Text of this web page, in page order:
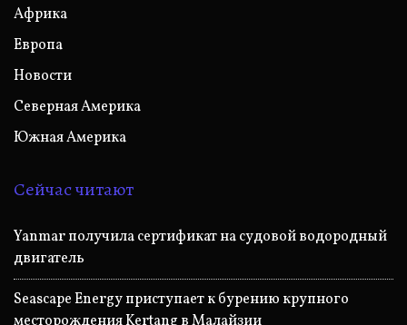
Африка
Европа
Новости
Северная Америка
Южная Америка
Сейчас читают
Yanmar получила сертификат на судовой водородный
двигатель
Seascape Energy приступает к бурению крупного